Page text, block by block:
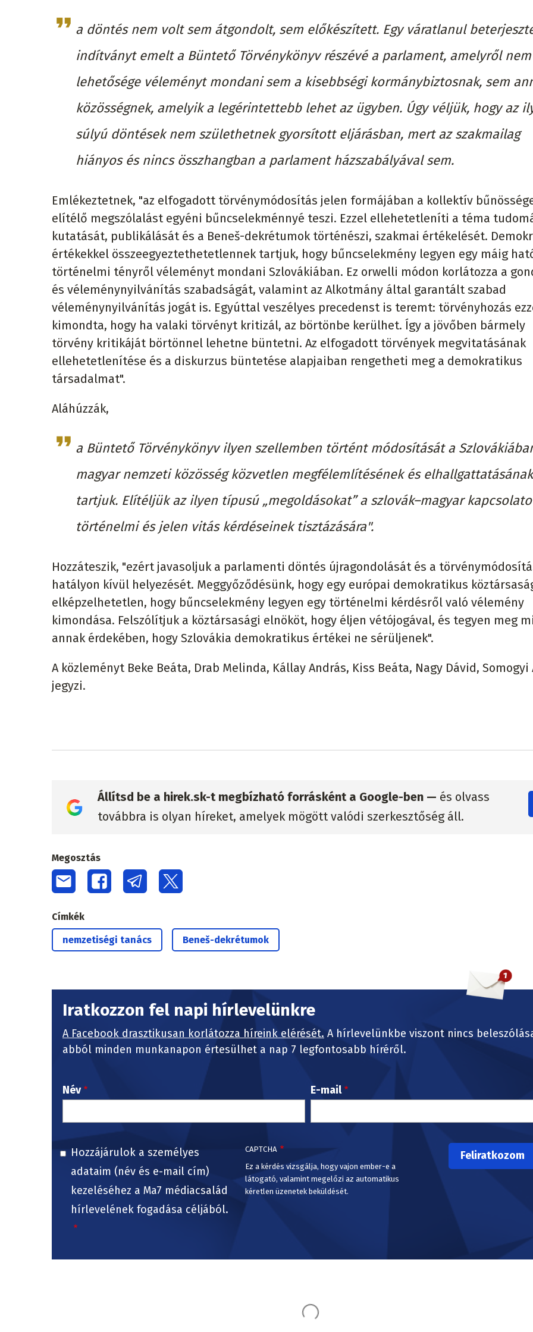
a döntés nem volt sem átgondolt, sem előkészített. Egy váratlanul
indítványt emelt a Büntető Törvénykönyv részévé a parlament, amelyről
lehetősége véleményt mondani sem a kisebbségi kormánybiztosnak, sem
közösségnek, amelyik a legérintettebb lehet az ügyben. Úgy véljük, hogy az
súlyú döntések nem születhetnek gyorsított eljárásban, mert az szakmailag
hiányos és nincs összhangban a parlament házszabályával sem.
Emlékeztetnek, "az elfogadott törvénymódosítás jelen formájában a kollektív
elítélő megszólalást egyéni bűncselekménnyé teszi. Ezzel ellehetetleníti a téma
kutatását, publikálását és a Beneš-dekrétumok történészi, szakmai értékelését.
értékekkel összeegyeztethetetlennek tartjuk, hogy bűncselekmény legyen egy máig
történelmi tényről véleményt mondani Szlovákiában. Ez orwelli módon korlátozza a
és véleménynyilvánítás szabadságát, valamint az Alkotmány által garantált szabad
véleménynyilvánítás jogát is. Egyúttal veszélyes precedenst is teremt: törvényhozás
kimondta, hogy ha valaki törvényt kritizál, az börtönbe kerülhet. Így a jövőben bármely
törvény kritikáját börtönnel lehetne büntetni. Az elfogadott törvények megvitatásának
ellehetetlenítése és a diskurzus büntetése alapjaiban rengetheti meg a demokratikus
társadalmat".
Aláhúzzák,
a Büntető Törvénykönyv ilyen szellemben történt módosítását a
magyar nemzeti közösség közvetlen megfélemlítésének és elhallgattatásának
tartjuk. Elítéljük az ilyen típusú „megoldásokat” a szlovák–magyar
történelmi és jelen vitás kérdéseinek tisztázására".
Hozzáteszik, "ezért javasoljuk a parlamenti döntés újragondolását és a
hatályon kívül helyezését. Meggyőződésünk, hogy egy európai demokratikus
elképzelhetetlen, hogy bűncselekmény legyen egy történelmi kérdésről való vélemény
kimondása. Felszólítjuk a köztársasági elnököt, hogy éljen vétójogával, és tegyen meg
annak érdekében, hogy Szlovákia demokratikus értékei ne sérüljenek".
A közleményt Beke Beáta, Drab Melinda, Kállay András, Kiss Beáta, Nagy Dávid,
jegyzi.
Állítsd be a hirek.sk-t megbízható forrásként a Google-ben — és olvass
továbbra is olyan híreket, amelyek mögött valódi szerkesztőség áll.
Megosztás
Címkék
nemzetiségi tanács Beneš-dekrétumok
Iratkozzon fel napi hírlevelünkre
A Facebook drasztikusan korlátozza híreink elérését. A hírlevelünkbe viszont nincs
abból minden munkanapon értesülhet a nap 7 legfontosabb híréről.
Név E-mail
Hozzájárulok a személyes
adataim (név és e-mail cím)
kezeléséhez a Ma7 médiacsalád
hírlevelének fogadása céljából.
CAPTCHA
Ez a kérdés vizsgálja, hogy vajon ember-e a
látogató, valamint megelőzi az automatikus
kéretlen üzenetek beküldését.